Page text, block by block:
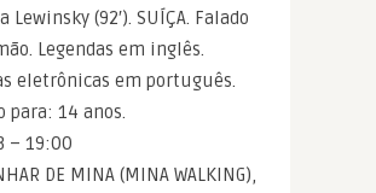
Lewinsky (92′). SUÍÇA. Falado
Legendas em inglês.
eletrônicas em português.
para: 14 anos.
– 19:00
DE MINA (MINA WALKING),